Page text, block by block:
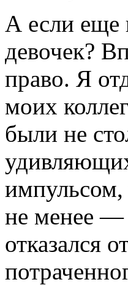
А если еще
девочек?
право. Я
моих
были не
не менее —
отказался